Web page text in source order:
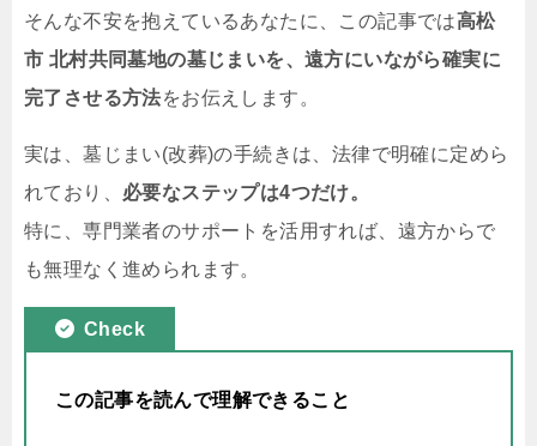
そんな不安を抱えているあなたに、この記事では高松
市 北村共同墓地の墓じまいを、遠方にいながら確実に
完了させる方法をお伝えします。
実は、墓じまい(改葬)の手続きは、法律で明確に定めら
れており、 必要なステップは4つだけ。
特に、専門業者のサポートを活用すれば、遠方からで
も無理なく進められます。
Check
この記事を読んで理解できること